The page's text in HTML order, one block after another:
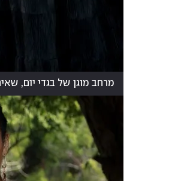
מרחב מוגן של בגדי יום,